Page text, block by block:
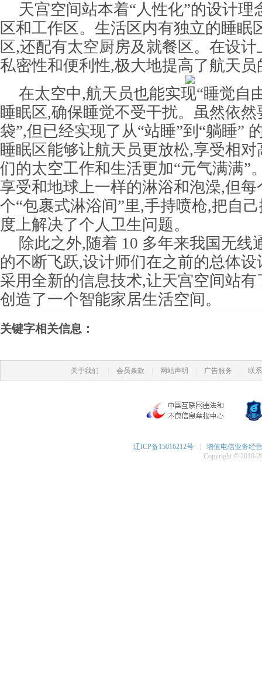
天宫空间站本着“人性化”的设计理
区和工作区。生活区内有独立的睡眠
区,还配有太空厨房及就餐区。在设
私密性和便利性,极大地提高了航天
在太空中,航天员也能实现“睡觉自
睡眠区,确保睡觉不受干扰。虽然依
袋”,但已经实现了 从“站睡”到“躺睡”
睡眠区能够让航天员更放松,享受相
们的太空工作和生活更加“元气满满”
享受和地球上一样的淋浴和泡澡,但
个“包裹式淋浴间”里,手持喷枪,把自
度上解决了个人卫生问题。
除此之外,随着 10 多年来我国无线
的不断飞跃,设计师们在之前的总体
采用全新的信息技术,让天宫空间站有
创造了一个智能家居生活空间。
关键字相关信息：
关于我们 会员条款 网站声明 广告服务 联
辽ICP备15016212号
增值电信业务经
Copyright © 2010-